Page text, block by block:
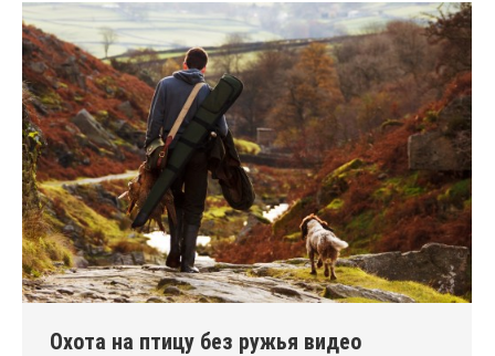
Охота на птицу без ружья видео